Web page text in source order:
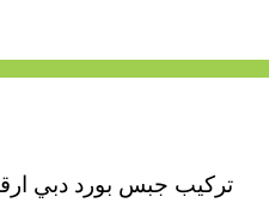
تركيب جبس بورد دبي